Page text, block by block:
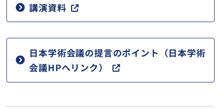
講演資料
日本学術会議の提言のポイント（日本学術
会議HPへリンク）